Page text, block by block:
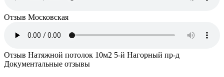
Отзыв Московская
Отзыв Натяжной потолок 10м2 5-й Нагорный пр-д
Документальные отзывы